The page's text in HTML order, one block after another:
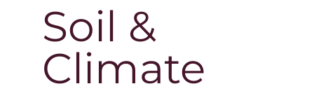
Soil &
Climate